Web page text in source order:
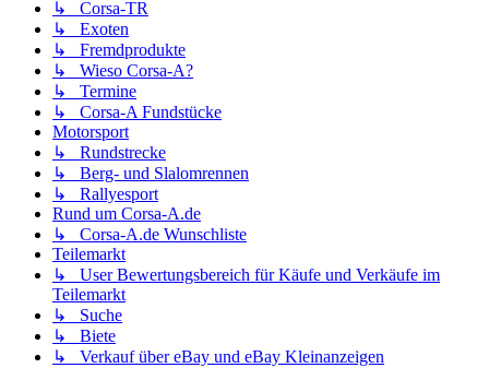
↳ Corsa-TR
↳ Exoten
↳ Fremdprodukte
↳ Wieso Corsa-A?
↳ Termine
↳ Corsa-A Fundstücke
Motorsport
↳ Rundstrecke
↳ Berg- und Slalomrennen
↳ Rallyesport
Rund um Corsa-A.de
↳ Corsa-A.de Wunschliste
Teilemarkt
↳ User Bewertungsbereich für Käufe und Verkäufe im
Teilemarkt
↳ Suche
↳ Biete
↳ Verkauf über eBay und eBay Kleinanzeigen